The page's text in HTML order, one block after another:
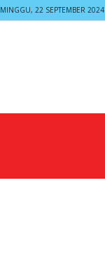
MINGGU, 22 SEPTEMBER 2024